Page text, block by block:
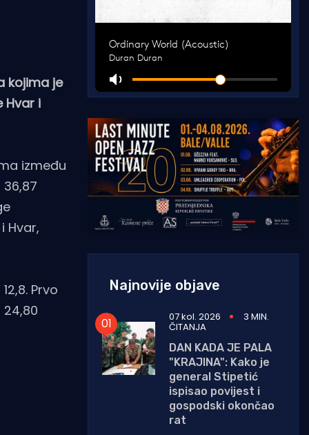
kojima je
Hvar i
između
Hvar,
Prvo
Najnovije objave
07 kol. 2026 3 MIN.
ČITANJA
DAN KADA JE PALA
"KRAJINA": Kako je
general Stipetić
ispisao povijest i
gospodski okončao
rat